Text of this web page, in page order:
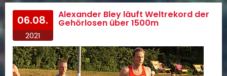
06.08.
2021
Alexander Bley läuft Weltrekord der
Gehörlosen über 1500m